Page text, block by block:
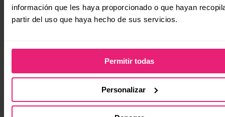
información que les haya proporcionado o que hayan
partir del uso que haya hecho de sus servicios.
Permitir todas
Personalizar
velocidad de carga:
Calidad de los enlaces